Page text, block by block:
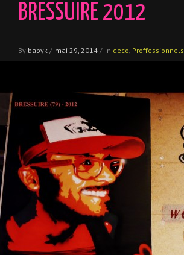
BRESSUIRE 2012
By babyk / mai 29, 2014 / In deco Proffessionnels